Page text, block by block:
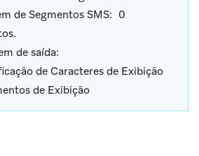
de Segmentos SMS: 0
de saída:
de Caracteres de Exibição
de Exibição